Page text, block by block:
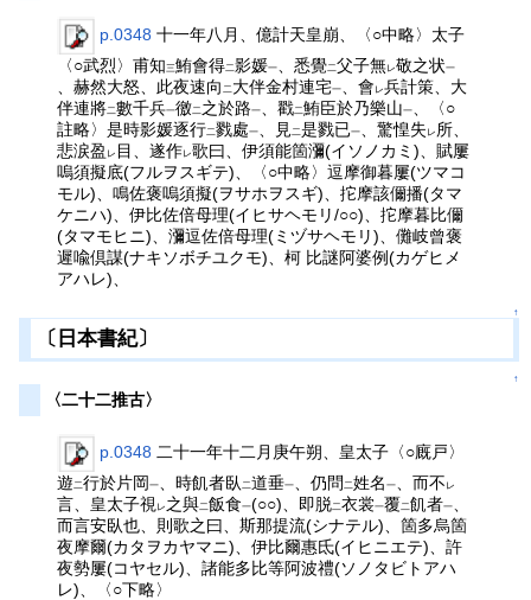
p.0348 十一年八月、億計天皇崩、〈○中略〉太子
〈○武烈〉甫知三鮪會得二影媛一 、悉覺二父子無レ敬之状一
、赫然大怒、此夜速向 二大伴金村連宅一 、會 レ兵計策、大
伴連將二數千兵一徼二之於路一 、戳二鮪臣於乃樂山一
、〈○
註略〉是時影媛逐行二戮處一 、見二是戮已一 、驚惶失 レ 所、
悲涙盈 レ 目、遂作レ歌曰、伊須能箇瀰(イソノカミ)、賦屢
嗚須擬底(フルヲスギテ)、〈○中略〉逗摩御暮屢(ツマコ
モル)、鳴佐褒嗚須擬(ヲサホヲスギ)、拕摩該儞播(タマ
ケニハ)、伊比佐倍母理(イヒサヘモリ/○○)、拕摩暮比儞
(タマモヒニ)、瀰逗佐倍母理(ミヅサヘモリ)、儺岐曾褒
遲喩倶謀(ナキソボチユクモ)、柯 比謎阿婆例(カゲヒメ
アハレ)、
↑
〔日本書紀〕
↑
〈二十二推古〉
p.0348 二十一年十二月庚午朔、皇太子〈○廐戸〉
遊二行於片岡一 、時飢者臥 二道垂一 、仍問 二姓名一 、而不 レ
言、皇太子視 レ 之與二飯食一(○○)、即脱二衣裳一覆二飢者一
而言安臥也、則歌之曰、斯那提流(シナテル)、箇多烏箇
夜摩爾(カタヲカヤマニ)、伊比爾惠氐(イヒニエテ)、許
夜勢屢(コヤセル)、諸能多比等阿波禮(ソノタビトアハ
レ)、〈○下略〉